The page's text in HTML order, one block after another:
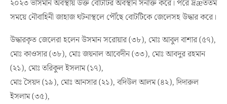
২০২৩ ভাসমান অবস্থায় উক্ত বোটটির অবস্থান সনাক্ত করে। পরে দ্রæততম
সময়ে নৌবাহিনী জাহাজ ঘটনাস্থলে পৌঁছে বোটটিকে জেলেসহ উদ্ধার করে।
উদ্ধারকৃত জেলেরা হলেন উসমান সরোয়ার (৩৮), মোঃ আবুল বাশার (৫৭),
মোঃ কাওসার (৩৮), মোঃ জয়নাল আবেদীন (৩৩), মোঃ আবদুর রহমান
(২১), মোঃ তরিকুল ইসলাম (১৭),
মোঃ সৈয়দ (১৯), মোঃ আনসার (২১), বদিউল আলম (৪২), দিদারুল
ইসলাম (৩৫),